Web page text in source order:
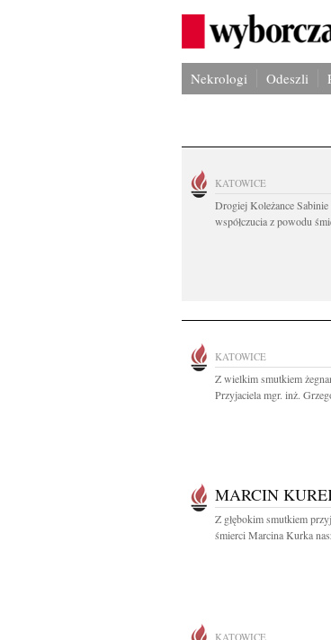
Nekrologi Odeszli
KATOWICE
Drogiej Koleżance
współczucia z powodu
KATOWICE
Z wielkim smutkiem
Przyjaciela mgr. inż.
MARCIN
Z głębokim smutkiem
śmierci Marcina Kurka
KATOWICE